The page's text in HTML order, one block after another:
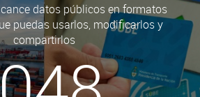
datos públicos en formatos
puedas usarlos, modificarlos y
compartirlos